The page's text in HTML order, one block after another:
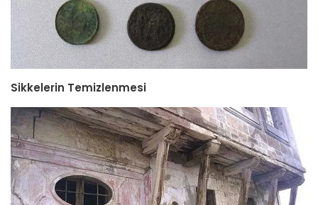
Sikkelerin Temizlenmesi